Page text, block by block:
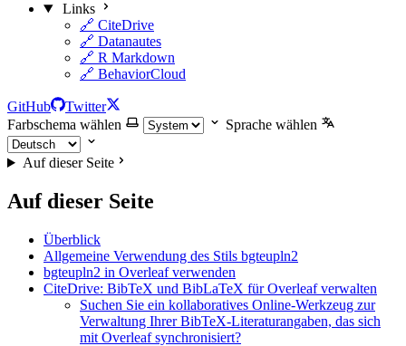
Links
🔗 CiteDrive
🔗 Datanautes
🔗 R Markdown
🔗 BehaviorCloud
GitHub
Twitter
Farbschema wählen
Sprache wählen
Auf dieser Seite
Auf dieser Seite
Überblick
Allgemeine Verwendung des Stils bgteupln2
bgteupln2 in Overleaf verwenden
CiteDrive: BibTeX und BibLaTeX für Overleaf verwalten
Suchen Sie ein kollaboratives Online-Werkzeug zur
Verwaltung Ihrer BibTeX-Literaturangaben, das sich
mit Overleaf synchronisiert?